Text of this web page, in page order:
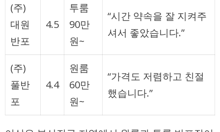
(주)
대원
반포
4.5
투룸
90만
원~
“시간 약속을 잘 지켜주
셔서 좋았습니다.”
(주)
풀반
포
4.4
원룸
60만
원~
“가격도 저렴하고 친절
했습니다.”